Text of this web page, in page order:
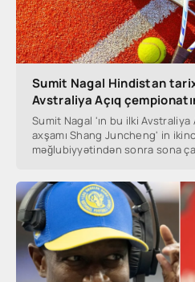
Sumit Nagal Hindistan
Avstraliya Açıq
Sumit Nagal 'ın bu ilki Avstraliya
axşamı Shang Juncheng' in
məğlubiyyətindən sonra sona